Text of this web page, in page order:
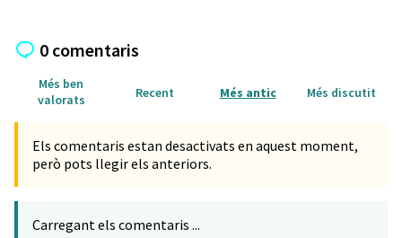
0 comentaris
Més ben
valorats
Recent Més antic Més discutit
Els comentaris estan desactivats en aquest moment,
però pots llegir els anteriors.
Carregant els comentaris ...